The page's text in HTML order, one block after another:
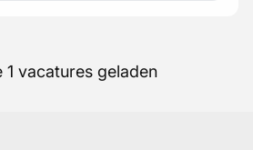
1 vacatures geladen